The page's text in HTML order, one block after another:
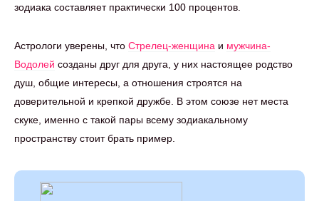
зодиака составляет практически 100 процентов.
Астрологи уверены, что Стрелец-женщина и мужчина-
Водолей созданы друг для друга, у них настоящее родство
душ, общие интересы, а отношения строятся на
доверительной и крепкой дружбе. В этом союзе нет места
скуке, именно с такой пары всему зодиакальному
пространству стоит брать пример.